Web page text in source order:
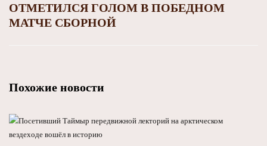
ОТМЕТИЛСЯ ГОЛОМ В ПОБЕДНОМ
МАТЧЕ СБОРНОЙ
Похожие новости